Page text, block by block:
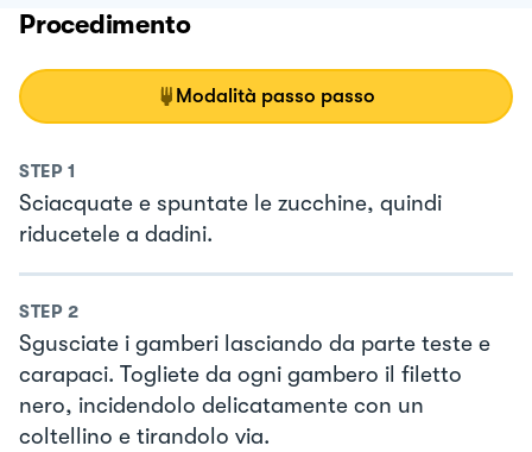
Procedimento
Modalità passo passo
STEP 1
Sciacquate e spuntate le zucchine, quindi
riducetele a dadini.
STEP 2
Sgusciate i gamberi lasciando da parte teste e
carapaci. Togliete da ogni gambero il filetto
nero, incidendolo delicatamente con un
coltellino e tirandolo via.